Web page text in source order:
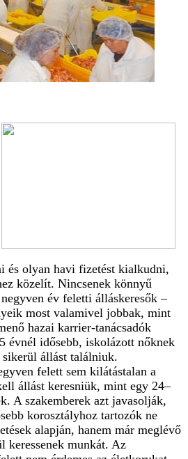
és olyan havi fizetést kialkudni,
közelít. Nincsenek könnyű
év feletti álláskeresők –
most valamivel jobbak, mint
hazai karrier-tanácsadók
évnél idősebb, iskolázott nőknek
állást találniuk.
felett sem kilátástalan a
állást keresniük, mint egy 24–
A szakemberek azt javasolják,
korosztályhoz tartozók ne
alapján, hanem már meglévő
keressenek munkát. Az